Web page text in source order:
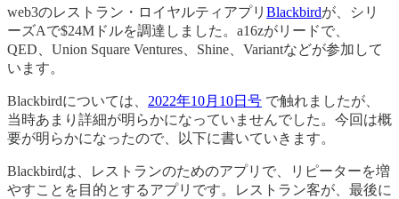
web3のレストラン・ロイヤルティアプリ Blackbirdが、シリ
ーズAで$24Mドルを調達しました。a16zがリードで、
QED、Union Square Ventures、Shine、Variantなどが参加して
います。
Blackbirdについては、 2022年10月10日号 で触れましたが、
当時あまり詳細が明らかになっていませんでした。今回は概
要が明らかになったので、以下に書いていきます。
Blackbirdは、レストランのためのアプリで、リピーターを増
やすことを目的とするアプリです。レストラン客が、最後に